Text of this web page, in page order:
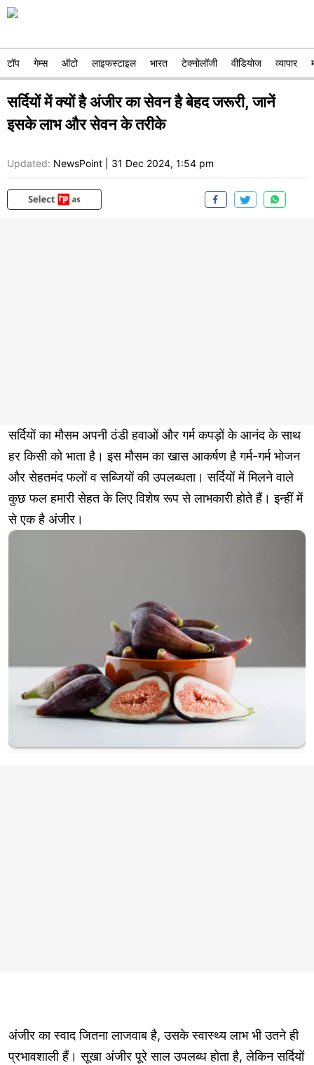
टॉप गेम्स ऑटो लाइफस्टाइल भारत टेक्नोलॉजी वीडियोज व्यापार
सर्दियों में क्यों है अंजीर का सेवन है बेहद जरूरी, जानें
इसके लाभ और सेवन के तरीके
Updated: NewsPoint 31 Dec 2024, 1:54 pm
सर्दियों का मौसम अपनी ठंडी हवाओं और गर्म कपड़ों के आनंद के साथ
हर किसी को भाता है। इस मौसम का खास आकर्षण है गर्म-गर्म भोजन
और सेहतमंद फलों व सब्जियों की उपलब्धता। सर्दियों में मिलने वाले
कुछ फल हमारी सेहत के लिए विशेष रूप से लाभकारी होते हैं। इन्हीं में
से एक है अंजीर।
अंजीर का स्वाद जितना लाजवाब है, उसके स्वास्थ्य लाभ भी उतने ही
प्रभावशाली हैं। सूखा अंजीर पूरे साल उपलब्ध होता है, लेकिन सर्दियों